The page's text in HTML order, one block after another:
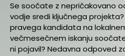
Se soočate z nepričakovano
vodje sredi ključnega
pravega kandidata na
večmesečnem iskanju
ni pojavil? Nedavna odpoved